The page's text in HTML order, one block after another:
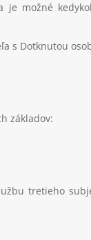
je možné
s Dotknutou
základov:
tretieho